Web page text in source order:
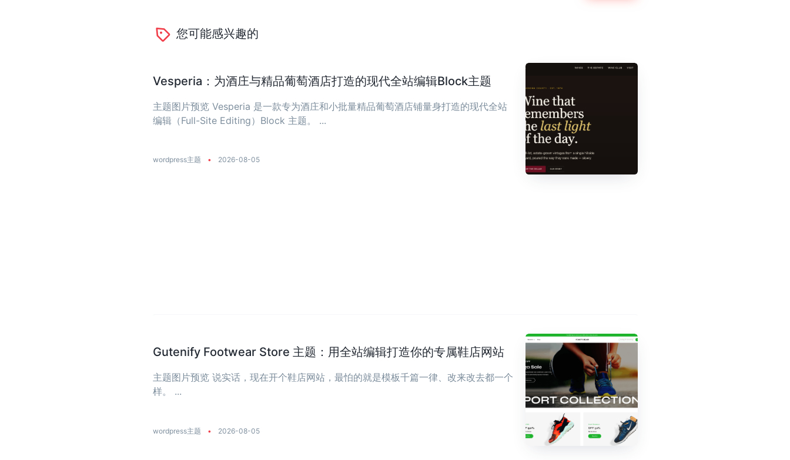
您可能感兴趣的
Vesperia：为酒庄与精品葡萄酒店打造的现代全站编辑Block主题
主题图片预览 Vesperia 是一款专为酒庄和小批量精品葡萄酒店铺量身打造的现代全站
编辑（Full-Site Editing）Block 主题。 ...
wordpress主题 • 2026-08-05
Gutenify Footwear Store 主题：用全站编辑打造你的专属鞋店网站
主题图片预览 说实话，现在开个鞋店网站，最怕的就是模板千篇一律、改来改去都一个
样。 ...
wordpress主题 • 2026-08-05